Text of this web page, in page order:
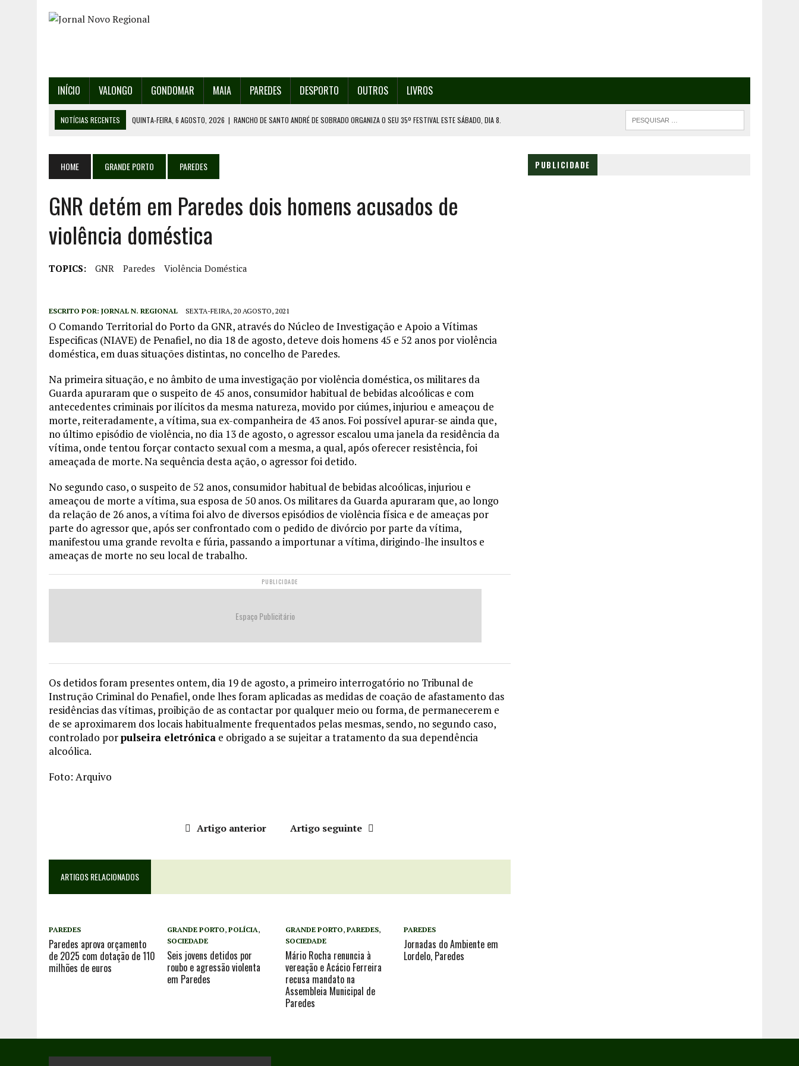
INÍCIO VALONGO GONDOMAR MAIA PAREDES DESPORTO OUTROS LIVROS
NOTÍCIAS RECENTES QUINTA-FEIRA, 6 AGOSTO, 2026 | RANCHO DE SANTO ANDRÉ DE SOBRADO ORGANIZA O SEU 35º FESTIVAL ESTE SÁBADO, DIA 8.
QUINTA-FEIRA, 6 AGOSTO, 2026 | 80 ANOS DE AEROPORTO É MOTIVO DE EXPOSIÇÃO NA MAIA
QUINTA-FEIRA, 6 AGOSTO, 2026
DETIDO SUSPEITO DE INCÊNDIO FLORESTAL EM GONDOMAR
HOME GRANDE PORTO PAREDES
GNR detém em Paredes dois homens acusados de
violência doméstica
TOPICS: GNR Paredes Violência Doméstica
ESCRITO POR: JORNAL N. REGIONAL SEXTA-FEIRA, 20 AGOSTO, 2021
O Comando Territorial do Porto da GNR, através do Núcleo de Investigação e Apoio a Vítimas
Especificas (NIAVE) de Penafiel, no dia 18 de agosto, deteve dois homens 45 e 52 anos por violência
doméstica, em duas situações distintas, no concelho de Paredes.
Na primeira situação, e no âmbito de uma investigação por violência doméstica, os militares da
Guarda apuraram que o suspeito de 45 anos, consumidor habitual de bebidas alcoólicas e com
antecedentes criminais por ilícitos da mesma natureza, movido por ciúmes, injuriou e ameaçou de
morte, reiteradamente, a vítima, sua ex-companheira de 43 anos. Foi possível apurar-se ainda que,
no último episódio de violência, no dia 13 de agosto, o agressor escalou uma janela da residência da
vítima, onde tentou forçar contacto sexual com a mesma, a qual, após oferecer resistência, foi
ameaçada de morte. Na sequência desta ação, o agressor foi detido.
No segundo caso, o suspeito de 52 anos, consumidor habitual de bebidas alcoólicas, injuriou e
ameaçou de morte a vítima, sua esposa de 50 anos. Os militares da Guarda apuraram que, ao longo
da relação de 26 anos, a vítima foi alvo de diversos episódios de violência física e de ameaças por
parte do agressor que, após ser confrontado com o pedido de divórcio por parte da vítima,
manifestou uma grande revolta e fúria, passando a importunar a vítima, dirigindo-lhe insultos e
ameaças de morte no seu local de trabalho.
PUBLICIDADE
Espaço Publicitário
Os detidos foram presentes ontem, dia 19 de agosto, a primeiro interrogatório no Tribunal de
Instrução Criminal do Penafiel, onde lhes foram aplicadas as medidas de coação de afastamento das
residências das vítimas, proibição de as contactar por qualquer meio ou forma, de permanecerem e
de se aproximarem dos locais habitualmente frequentados pelas mesmas, sendo, no segundo caso,
controlado porpulseira eletrónica e obrigado a se sujeitar a tratamento da sua dependência
alcoólica.
Foto: Arquivo
Artigo anterior Artigo seguinte
ARTIGOS RELACIONADOS
PAREDES
Paredes aprova orçamento
de 2025 com dotação de 110
milhões de euros
GRANDE PORTO,POLÍCIA,
SOCIEDADE
Seis jovens detidos por
roubo e agressão violenta
em Paredes
GRANDE PORTO,PAREDES,
SOCIEDADE
Mário Rocha renuncia à
vereação e Acácio Ferreira
recusa mandato na
Assembleia Municipal de
Paredes
PAREDES
Jornadas do Ambiente em
Lordelo, Paredes
PUBLICIDADE